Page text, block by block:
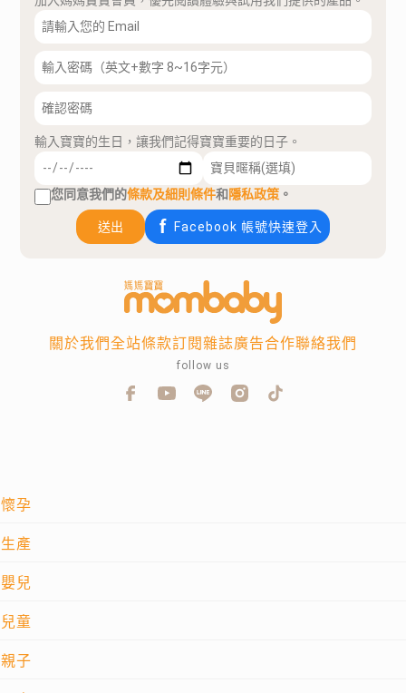
輸入寶寶的生日，讓我們記得寶寶重要的日子。
您同意我們的條款及細則條件和隱私政策 。
送出 Facebook 帳號快速登入
懷孕
生產
嬰兒
兒童
親子
關於我們全站條款訂閱雜誌廣告合作聯絡我們
follow us